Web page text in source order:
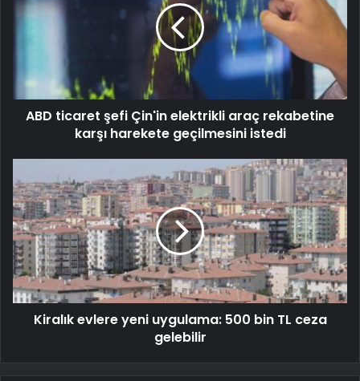
ABD ticaret şefi Çin'in elektrikli araç rekabetine
karşı harekete geçilmesini istedi
Kiralık evlere yeni uygulama: 500 bin TL ceza
gelebilir